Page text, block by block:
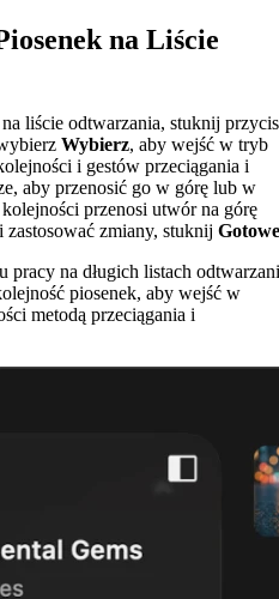
na Liście
liście odtwarzania, stuknij
Wybierz, aby wejść w tryb
i gestów przeciągania i
aby przenosić go w górę lub w
przenosi utwór na górę
zmiany, stuknij Gotowe
pracy na długich listach
piosenek, aby wejść w
metodą przeciągania i